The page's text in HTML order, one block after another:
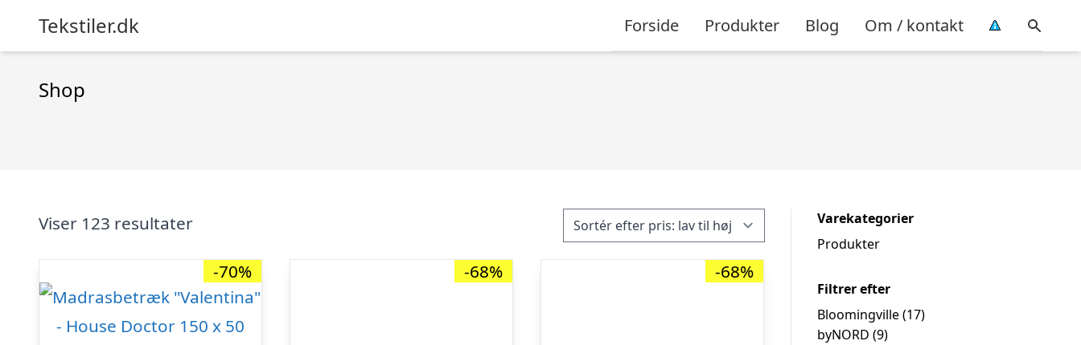
Tekstiler.dk Forside Produkter Blog Om / kontakt
Shop
Viser 123 resultater
-70% -68% -68%
Varekategorier
Produkter
Filtrer efter
Bloomingville(17)
byNORD (9)